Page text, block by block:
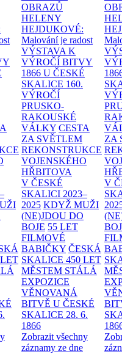
OBRAZŮ
HELENY
HEJDUKOVÉ:
Malování je radost
VÝSTAVA K
VÝROČÍ BITVY
1866 U ČESKÉ
SKALICE 160.
VÝROČÍ
PRUSKO-
RAKOUSKÉ
VÁLKY CESTA
ZA SVĚTLEM
REKONSTRUKCE
VOJENSKÉHO
HŘBITOVA
V ČESKÉ
SKALICI 2023–
2025 KDYŽ MUŽI
(NE)JDOU DO
BOJE 55 LET
FILMOVÉ
BABIČKY ČESKÁ
SKALICE 450 LET
MĚSTEM STÁLÁ
EXPOZICE
VĚNOVANÁ
BITVĚ U ČESKÉ
SKALICE 28. 6.
1866
Zobrazit všechny
záznamy ze dne
ZA
V